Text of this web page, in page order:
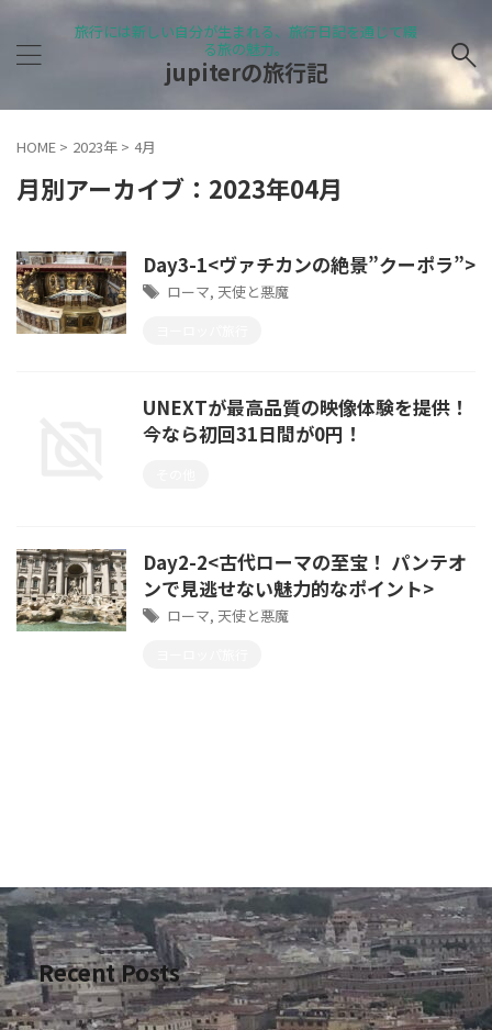
旅行には新しい自分が生まれる、旅行日記を通じて綴
る旅の魅力。
jupiterの旅行記
HOME > 2023年 > 4月
月別アーカイブ：2023年04月
Day3-1<ヴァチカンの絶景”クーポラ”>
ローマ, 天使と悪魔
UNEXTが最高品質の映像体験を提供！
今なら初回31日間が0円！
Day2-2<古代ローマの至宝！ パンテオ
ンで見逃せない魅力的なポイント>
ローマ, 天使と悪魔
Recent Posts